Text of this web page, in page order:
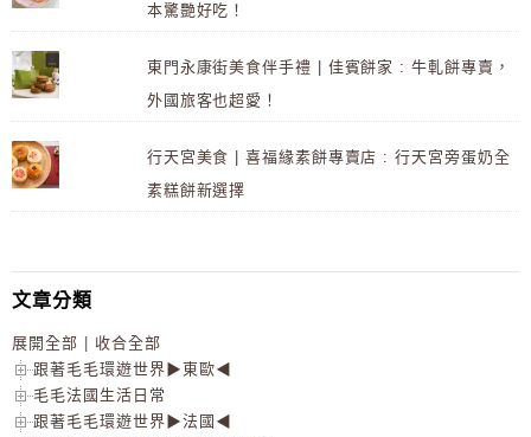
本驚艷好吃！
東門永康街美食伴手禮 | 佳賓餅家 : 牛軋餅專賣，
外國旅客也超愛！
行天宮美食 | 喜福緣素餅專賣店 : 行天宮旁蛋奶全
素糕餅新選擇
文章分類
展開全部
收合全部
跟著毛毛環遊世界▶東歐◀
毛毛法國生活日常
跟著毛毛環遊世界▶法國◀